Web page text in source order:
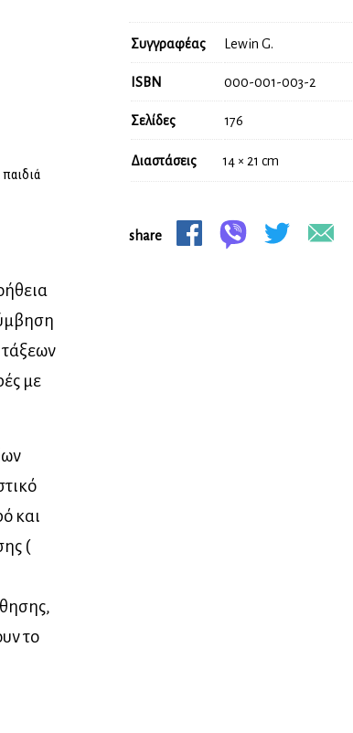
Διαστάσεις 14 × 21 cm
Συγγραφέας Lewin G.
ISBN 000-001-003-2
Σελίδες 176
share
με
και
(
το